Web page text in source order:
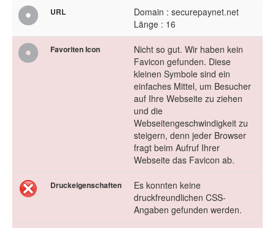
URL
Domain : securepaynet.net
Länge : 16
Favoriten Icon
Nicht so gut. Wir haben kein
Favicon gefunden. Diese
kleinen Symbole sind ein
einfaches Mittel, um Besucher
auf Ihre Webseite zu ziehen
und die
Webseitengeschwindigkeit zu
steigern, denn jeder Browser
fragt beim Aufruf Ihrer
Webseite das Favicon ab.
Druckeigenschaften
Es konnten keine
druckfreundlichen CSS-
Angaben gefunden werden.